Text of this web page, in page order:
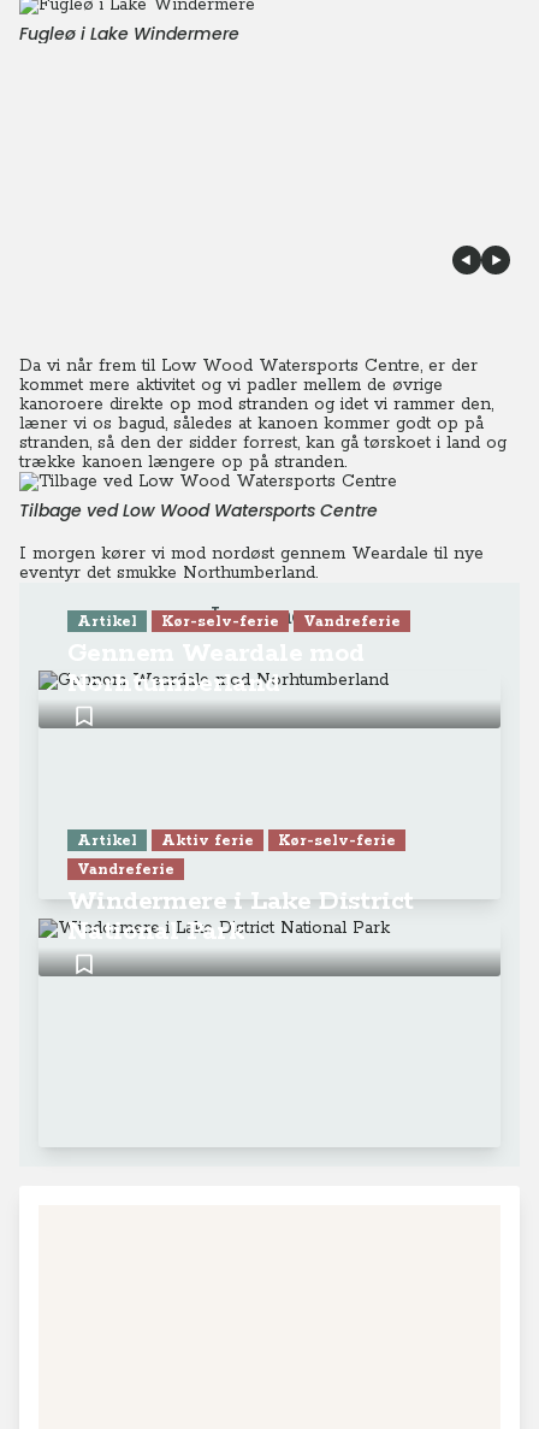
Fugleø i Lake Windermere
Da vi når frem til Low Wood Watersports Centre, er der
kommet mere aktivitet og vi padler mellem de øvrige
kanoroere direkte op mod stranden og idet vi rammer den,
læner vi os bagud, således at kanoen kommer godt op på
stranden, så den der sidder forrest, kan gå tørskoet i land og
trække kanoen længere op på stranden.
Tilbage ved Low Wood Watersports Centre
I morgen kører vi mod nordøst gennem Weardaletil nye
eventyr det smukke Northumberland.
Læs mere
Artikel Kør-selv-ferie Vandreferie
Norhtumberland
Artikel Aktiv ferie
Kør-selv-ferie
Vandreferie
Windermere i Lake District
National Park